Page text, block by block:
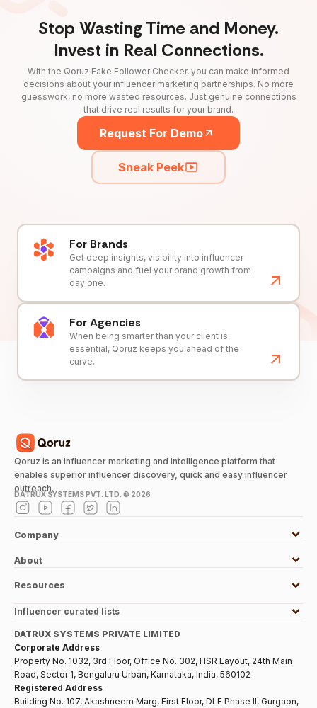
Stop Wasting Time and Money.
Invest in Real Connections.
With the Qoruz Fake Follower Checker, you can make informed
decisions about your influencer marketing partnerships. No more
guesswork, no more wasted resources. Just genuine connections
that drive real results for your brand.
Request For Demo
Sneak Peek
For Brands
Get deep insights, visibility into influencer
campaigns and fuel your brand growth from
day one.
For Agencies
When being smarter than your client is
essential, Qoruz keeps you ahead of the
curve.
Qoruz is an influencer marketing and intelligence platform that
enables superior influencer discovery, quick and easy influencer
outreach.
DATRUX SYSTEMS PVT. LTD. © 2026
Company
About
Resources
Influencer curated lists
DATRUX SYSTEMS PRIVATE LIMITED
Corporate Address
Property No. 1032, 3rd Floor, Office No. 302, HSR Layout, 24th Main
Road, Sector 1, Bengaluru Urban, Karnataka, India, 560102
Registered Address
Building No. 107, Akashneem Marg, First Floor, DLF Phase II, Gurgaon,